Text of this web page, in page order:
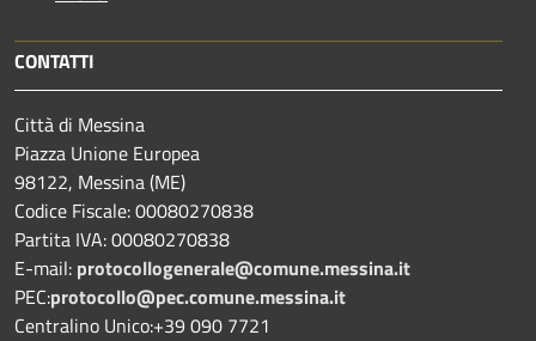
CONTATTI
Città di Messina
Piazza Unione Europea
98122, Messina (ME)
Codice Fiscale: 00080270838
Partita IVA: 00080270838
E-mail: protocollogenerale@comune.messina.it
PEC:protocollo@pec.comune.messina.it
Centralino Unico:+39 090 7721